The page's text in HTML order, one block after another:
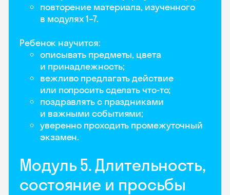
повторение материала, изученного
в модулях 1–7.
Ребенок научится:
описывать предметы, цвета
и принадлежность;
вежливо предлагать действие
или попросить сделать что-то;
поздравлять с праздниками
и важными событиями;
уверенно проходить промежуточный
экзамен.
Модуль 5. Длительность,
состояние и просьбы